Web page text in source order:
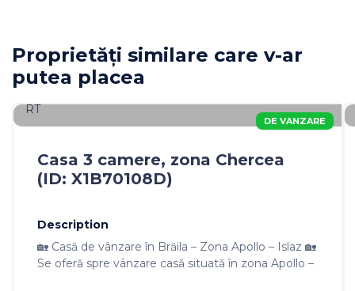
Proprietăți similare care v-ar
putea placea
DE VANZARE
Imobiliare MAXICONFORT
Casa 3 camere, zona Chercea
(ID: X1B70108D)
Description
🏡 Casă de vânzare în Brăila – Zona Apollo – Islaz 🏡
Se oferă spre vânzare casă situată în zona Apollo –